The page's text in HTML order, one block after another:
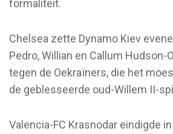
formaliteit.
Chelsea zette Dynamo Kiev
Pedro, Willian en Callum Hudson-
tegen de Oekraïners, die het
de geblesseerde oud-Willem II-
Valencia-FC Krasnodar eindigde